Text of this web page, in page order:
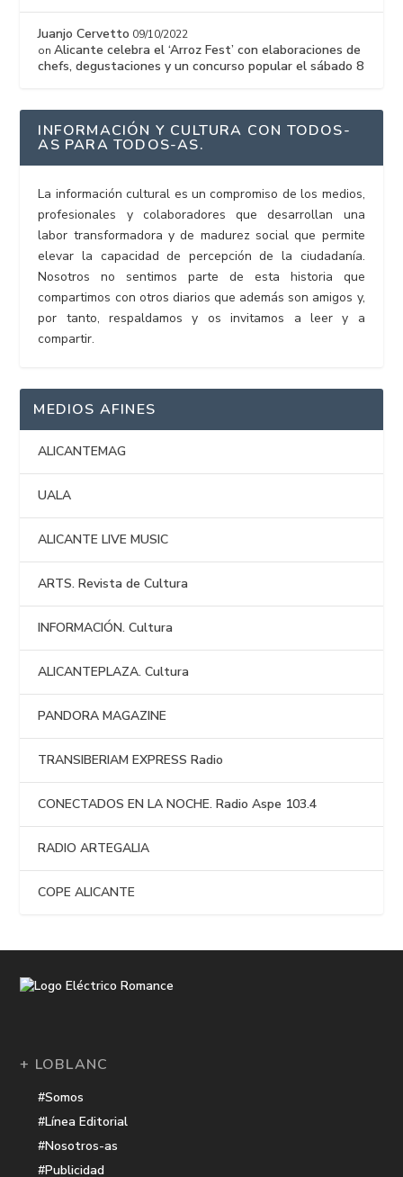
Juanjo Cervetto 09/10/2022
onAlicante celebra el ‘Arroz Fest’ con elaboraciones de
chefs, degustaciones y un concurso popular el sábado 8
INFORMACIÓN Y CULTURA CON TODOS-
AS PARA TODOS-AS.
La información cultural es un compromiso de los medios,
profesionales y colaboradores que desarrollan una
labor transformadora y de madurez social que permite
elevar la capacidad de percepción de la ciudadanía.
Nosotros no sentimos parte de esta historia que
compartimos con otros diarios que además son amigos y,
por tanto, respaldamos y os invitamos a leer y a
compartir.
MEDIOS AFINES
ALICANTEMAG
UALA
ALICANTE LIVE MUSIC
ARTS. Revista de Cultura
INFORMACIÓN. Cultura
ALICANTEPLAZA. Cultura
PANDORA MAGAZINE
TRANSIBERIAM EXPRESS Radio
CONECTADOS EN LA NOCHE. Radio Aspe 103.4
RADIO ARTEGALIA
COPE ALICANTE
+ LOBLANC
#Somos
#Línea Editorial
#Nosotros-as
#Publicidad